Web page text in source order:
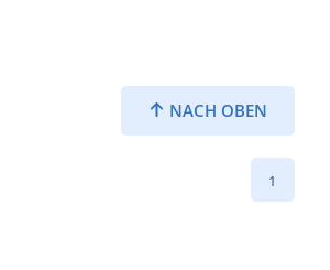
NACH OBEN
1